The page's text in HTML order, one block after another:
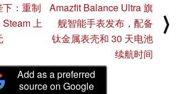
：重制
上
Amazfit Balance Ultra 旗
舰智能手表发布，配备
钛金属表壳和 30 天电池
续航时间
⟩
Add as a preferred
source on Google